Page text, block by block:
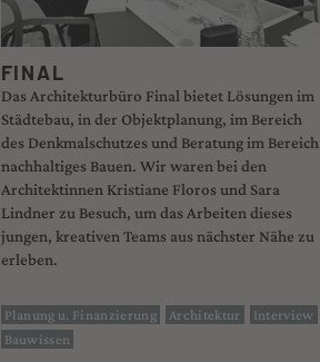
FINAL
Das Architekturbüro Final bietet Lösungen im
Städtebau, in der Objektplanung, im Bereich
des Denkmalschutzes und Beratung im Bereich
nachhaltiges Bauen. Wir waren bei den
Architektinnen Kristiane Floros und Sara
Lindner zu Besuch, um das Arbeiten dieses
jungen, kreativen Teams aus nächster Nähe zu
erleben.
Planung u. Finanzierung Architektur
Interview
Bauwissen